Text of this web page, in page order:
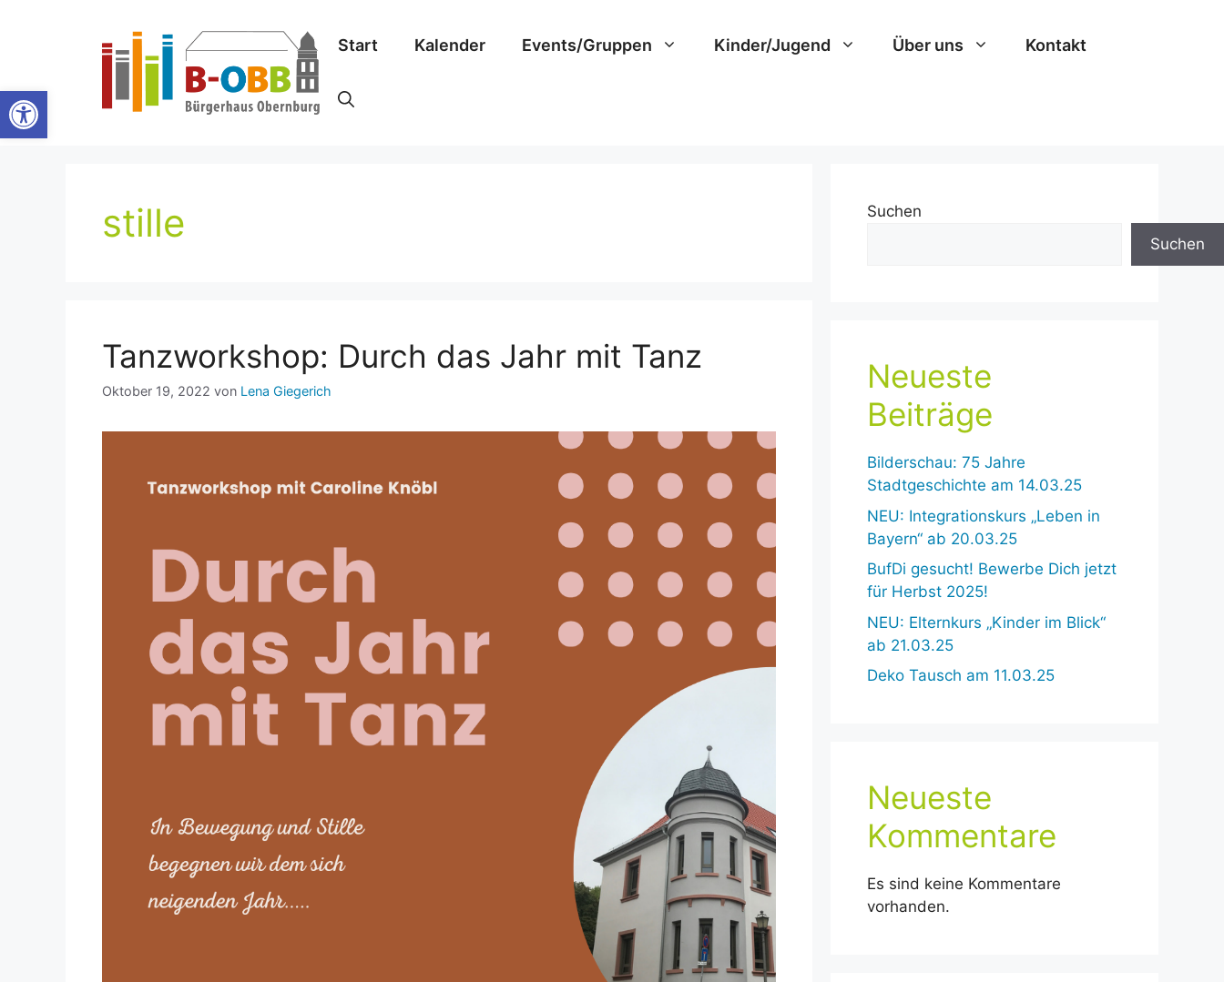
Werkzeugleiste öffnen
Start Kalender Events/Gruppen Kinder/Jugend Über uns Kontakt
stille
Tanzworkshop: Durch das Jahr mit Tanz
Oktober 19, 2022 von Lena Giegerich
Suchen
Suchen
Neueste
Beiträge
Bilderschau: 75 Jahre
Stadtgeschichte am 14.03.25
NEU: Integrationskurs „Leben in
Bayern“ ab 20.03.25
BufDi gesucht! Bewerbe Dich jetzt
für Herbst 2025!
NEU: Elternkurs „Kinder im Blick“
ab 21.03.25
Deko Tausch am 11.03.25
Neueste
Kommentare
Es sind keine Kommentare
vorhanden.